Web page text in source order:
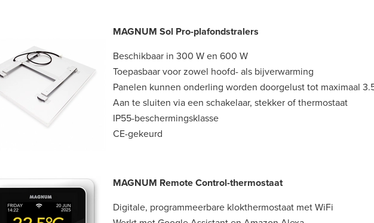
MAGNUM Sol Pro-plafondstralers
Beschikbaar in 300 W en 600 W
Toepasbaar voor zowel hoofd- als bijverwarming
Panelen kunnen onderling worden doorgelust tot maximaal
Aan te sluiten via een schakelaar, stekker of thermostaat
IP55-beschermingsklasse
CE-gekeurd
MAGNUM Remote Control-thermostaat
Digitale, programmeerbare klokthermostaat met WiFi